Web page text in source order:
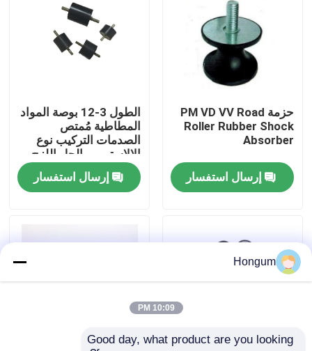
جولة في المصنع
مراقبة الجودة
أخبار
اطلب اقتباس
الأختام المطاطية الغشائية
صمام غشاء مطاطي
حزمة PM VD VV Road
Roller Rubber Shock
Absorber
إرسال استفسار
الطول 3-12 بوصة المواد
المطاطية مُمتص
الصدمات التركيب نوع
الإلاستومر والحل اللزج
لمدى درجة الحرارة من
-40 درجة مئوية إلى 100
درجة مئوية
إرسال استفسار
Hongum
10:09 PM
Good day, what product are you looking